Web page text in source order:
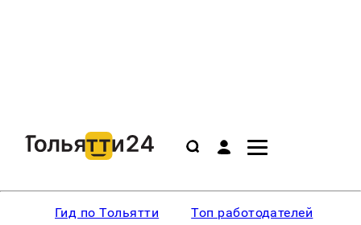
Гид по Тольятти Топ работодателей